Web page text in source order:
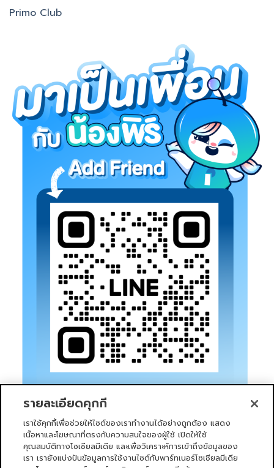
Primo Club
รายละเอียดคุกกี้
เราใช้คุกกี้เพื่อช่วยให้ไซต์ของเราทำงานได้อย่างถูกต้อง แสดง
เนื้อหาและโฆษณาที่ตรงกับความสนใจของผู้ใช้ เปิดให้ใช้
คุณสมบัติทางโซเชียลมีเดีย และเพื่อวิเคราะห์การเข้าถึงข้อมูลของ
เรา เรายังแบ่งปันข้อมูลการใช้งานไซต์กับพาร์ทเนอร์โซเชียลมีเดีย